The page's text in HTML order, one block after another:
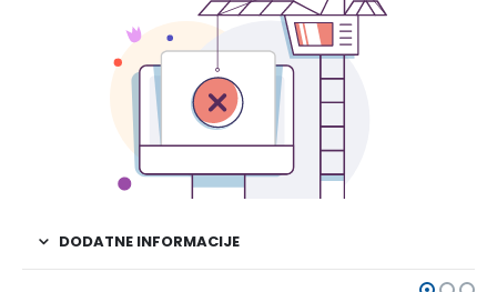
DODATNE INFORMACIJE